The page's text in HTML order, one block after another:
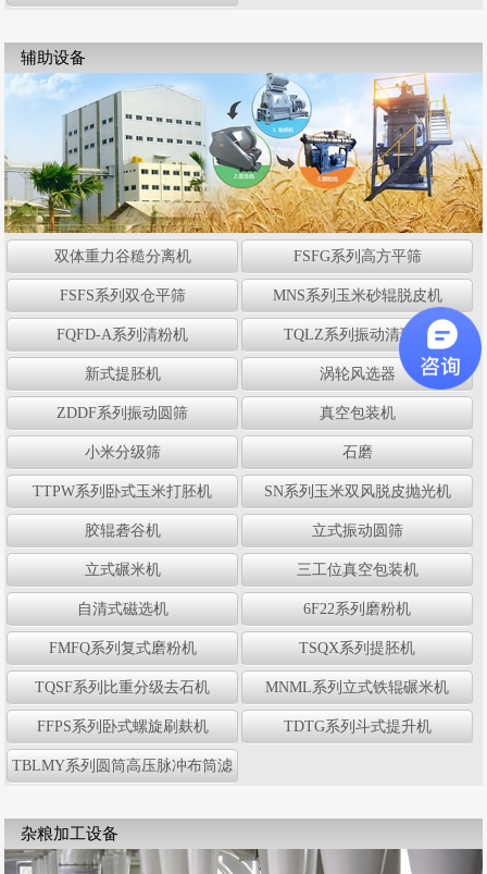
辅助设备
双体重力谷糙分离机 FSFG系列高方平筛
FSFS系列双仓平筛 MNS系列玉米砂辊脱皮机
FQFD-A系列清粉机 TQLZ系列振动清理筛
新式提胚机 涡轮风选器
ZDDF系列振动圆筛 真空包装机
小米分级筛 石磨
TTPW系列卧式玉米打胚机 SN系列玉米双风脱皮抛光机
胶辊砻谷机 立式振动圆筛
立式碾米机 三工位真空包装机
自清式磁选机 6F22系列磨粉机
FMFQ系列复式磨粉机 TSQX系列提胚机
TQSF系列比重分级去石机 MNML系列立式铁辊碾米机
FFPS系列卧式螺旋刷麸机 TDTG系列斗式提升机
TBLMY系列圆筒高压脉冲布筒滤
杂粮加工设备